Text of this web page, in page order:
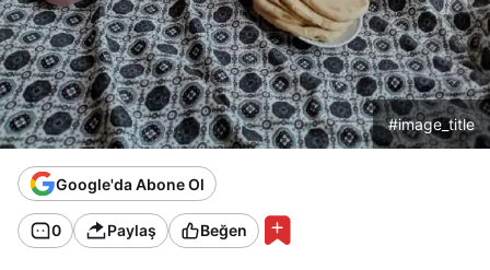
#image_title
Google'da Abone Ol
0 Paylaş Beğen